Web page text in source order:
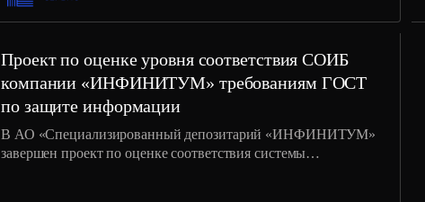
Проект по оценке уровня соответствия СОИБ
компании «ИНФИНИТУМ» требованиям ГОСТ
по защите информации
В АО «Специализированный депозитарий «ИНФИНИТУМ»
завершен проект по оценке соответствия системы